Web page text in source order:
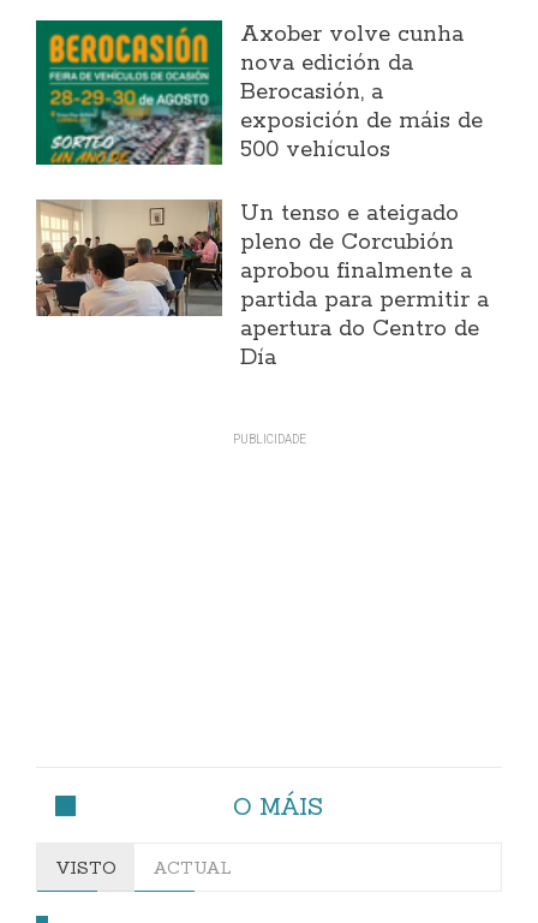
Axober volve cunha
nova edición da
Berocasión, a
exposición de máis de
500 vehículos
Un tenso e ateigado
pleno de Corcubión
aprobou finalmente a
partida para permitir a
apertura do Centro de
Día
O MÁIS
VISTO ACTUAL